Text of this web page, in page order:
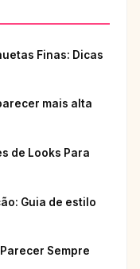
Finas: Dicas
mais alta
de Looks Para
Guia de estilo
Sempre